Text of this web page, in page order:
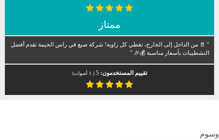
ممتاز
" 🚪 من الداخل إلى الخارج، نغطي كل زاوية! شركة صبغ في راس الخيمة تقدم أفضل
التشطيبات بأسعار مناسبة 💰🎉 "
تقييم المستخدمون:5
(
1 أصوات)
وسوم